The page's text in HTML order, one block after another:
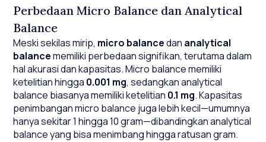
Perbedaan Micro Balance dan Analytical
Balance
Meski sekilas mirip, micro balancedan analytical
balancememiliki perbedaan signifikan, terutama dalam
hal akurasi dan kapasitas. Micro balance memiliki
ketelitian hingga 0.001 mg, sedangkan analytical
balance biasanya memiliki ketelitian 0.1 mg. Kapasitas
penimbangan micro balance juga lebih kecil—umumnya
hanya sekitar 1 hingga 10 gram—dibandingkan analytical
balance yang bisa menimbang hingga ratusan gram.